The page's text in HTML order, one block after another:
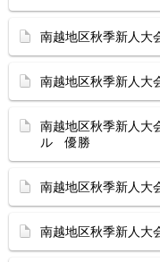
南越地区秋季新人
南越地区秋季新人
南越地区秋季新人
ル 優勝
南越地区秋季新人
南越地区秋季新人